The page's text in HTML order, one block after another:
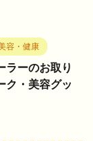
容・健康
ラーのお取り
ク・美容グッ